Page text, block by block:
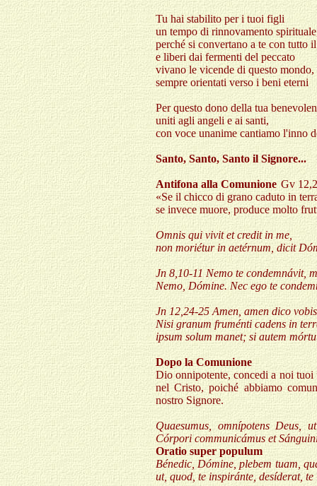
Tu hai stabilito per i tuoi figli
un tempo di rinnovamento
perché si convertano a te con tutto
e liberi dai fermenti del peccato
vivano le vicende di questo mondo,
sempre orientati verso i beni eterni
Per questo dono della tua
uniti agli angeli e ai santi,
con voce unanime cantiamo l'inno
Santo, Santo, Santo il Signore...
Antifona alla Comunione Gv
«Se il chicco di grano caduto in
se invece muore, produce molto
Omnis qui vivit et credit in me,
non moriétur in aetérnum, dicit
Jn 8,10-11 Nemo te condemnávit,
Nemo, Dómine. Nec ego te
Jn 12,24-25 Amen, amen dico
Nisi granum fruménti cadens in
ipsum solum manet; si autem
Dopo la Comunione
Dio onnipotente, concedi a noi tuoi
nel Cristo, poiché abbiamo
nostro Signore.
Quaesumus, omnípotens Deus,
Córpori communicámus et
Oratio super populum
Bénedic, Dómine, plebem tuam,
ut, quod, te inspiránte, desíderat,